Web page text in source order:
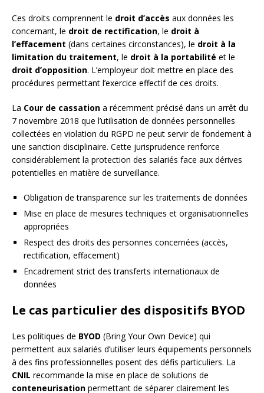
Ces droits comprennent le droit d’accès aux données les
concernant, le droit de rectification, le droit à
l’effacement (dans certaines circonstances), le droit à la
limitation du traitement, le droit à la portabilité et le
droit d’opposition. L’employeur doit mettre en place des
procédures permettant l’exercice effectif de ces droits.
La Cour de cassation a récemment précisé dans un arrêt du
7 novembre 2018 que l’utilisation de données personnelles
collectées en violation du RGPD ne peut servir de fondement à
une sanction disciplinaire. Cette jurisprudence renforce
considérablement la protection des salariés face aux dérives
potentielles en matière de surveillance.
Obligation de transparence sur les traitements de données
Mise en place de mesures techniques et organisationnelles
appropriées
Respect des droits des personnes concernées (accès,
rectification, effacement)
Encadrement strict des transferts internationaux de
données
Le cas particulier des dispositifs BYOD
Les politiques de BYOD (Bring Your Own Device) qui
permettent aux salariés d’utiliser leurs équipements personnels
à des fins professionnelles posent des défis particuliers. La
CNIL recommande la mise en place de solutions de
conteneurisation permettant de séparer clairement les